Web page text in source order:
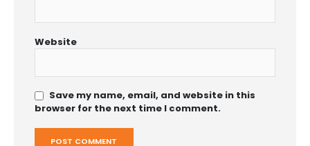
Website
Save my name, email, and website in this
browser for the next time I comment.